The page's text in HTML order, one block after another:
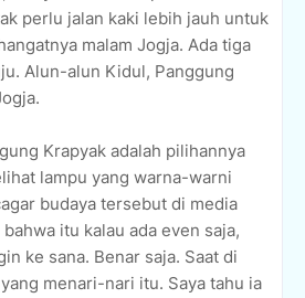
perlu jalan kaki lebih jauh untuk
malam Jogja. Ada tiga
Alun-alun Kidul, Panggung
Krapyak adalah pilihannya
lampu yang warna-warni
budaya tersebut di media
itu kalau ada even saja,
ke sana. Benar saja. Saat di
menari-nari itu. Saya tahu ia